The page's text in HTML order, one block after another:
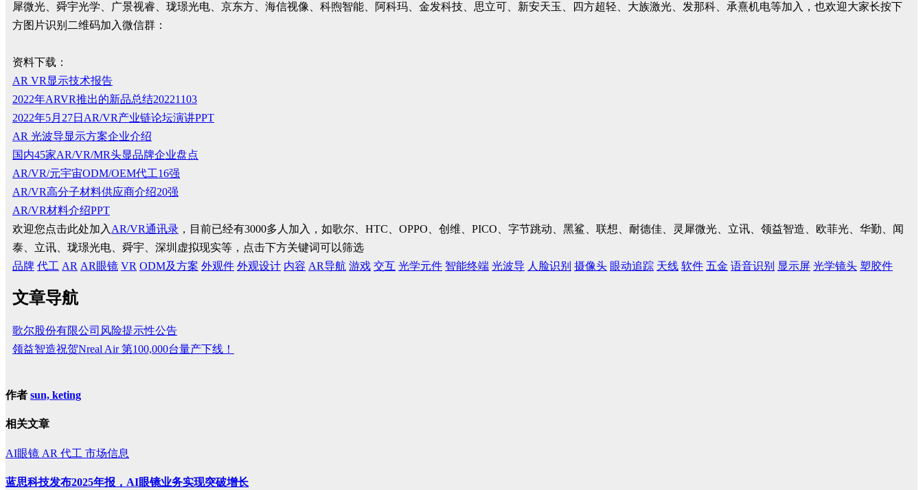
犀微光、舜宇光学、广景视睿、珑璟光电、京东方、海信视像、科煦智能、阿科玛、金发科技、思立可、新安天玉、四方超轻、大族激光、发那科、承熹机电等加入，也欢迎大家长按下
方图片识别二维码加入微信群：
资料下载：
AR VR显示技术报告
2022年ARVR推出的新品总结20221103
2022年5月27日AR/VR产业链论坛演讲PPT
AR 光波导显示方案企业介绍
国内45家AR/VR/MR头显品牌企业盘点
AR/VR/元宇宙ODM/OEM代工16强
AR/VR高分子材料供应商介绍20强
AR/VR材料介绍PPT
欢迎您点击此处加入 AR/VR通讯录 ，目前已经有3000多人加入，如歌尔、HTC、OPPO、创维、PICO、字节跳动、黑鲨、联想、耐德佳、灵犀微光、立讯、领益智造、欧菲光、华勤、闻
泰、立讯、珑璟光电、舜宇、深圳虚拟现实等，点击下方关键词可以筛选
品牌 代工 AR AR眼镜 VR ODM及方案 外观件 外观设计 内容 AR导航 游戏 交互 光学元件 智能终端 光波导 人脸识别 摄像头 眼动追踪 天线 软件 五金 语音识别 显示屏 光学镜头 塑胶件
文章导航
歌尔股份有限公司风险提示性公告
领益智造祝贺Nreal Air 第100,000台量产下线！
作者 sun, keting
相关文章
AI眼镜 AR 代工 市场信息
蓝思科技发布2025年报，AI眼镜业务实现突破增长